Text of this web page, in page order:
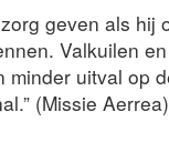
geven als hij
Valkuilen
uitval op
(Missie Aerrea)